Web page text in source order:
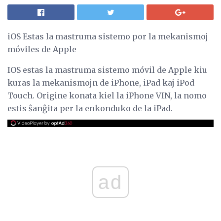
iOS Estas la mastruma sistemo por la mekanismoj
móviles de Apple
IOS estas la mastruma sistemo móvil de Apple kiu
kuras la mekanismojn de iPhone, iPad kaj iPod
Touch. Origine konata kiel la iPhone VIN, la nomo
estis ŝanĝita per la enkonduko de la iPad.
ad